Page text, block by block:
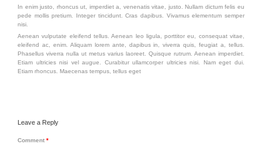
In enim justo, rhoncus ut, imperdiet a, venenatis vitae, justo. Nullam dictum felis eu
pede mollis pretium. Integer tincidunt. Cras dapibus. Vivamus elementum semper
nisi.
Aenean vulputate eleifend tellus. Aenean leo ligula, porttitor eu, consequat vitae,
eleifend ac, enim. Aliquam lorem ante, dapibus in, viverra quis, feugiat a, tellus.
Phasellus viverra nulla ut metus varius laoreet. Quisque rutrum. Aenean imperdiet.
Etiam ultricies nisi vel augue. Curabitur ullamcorper ultricies nisi. Nam eget dui.
Etiam rhoncus. Maecenas tempus, tellus eget
Leave a Reply
Comment *